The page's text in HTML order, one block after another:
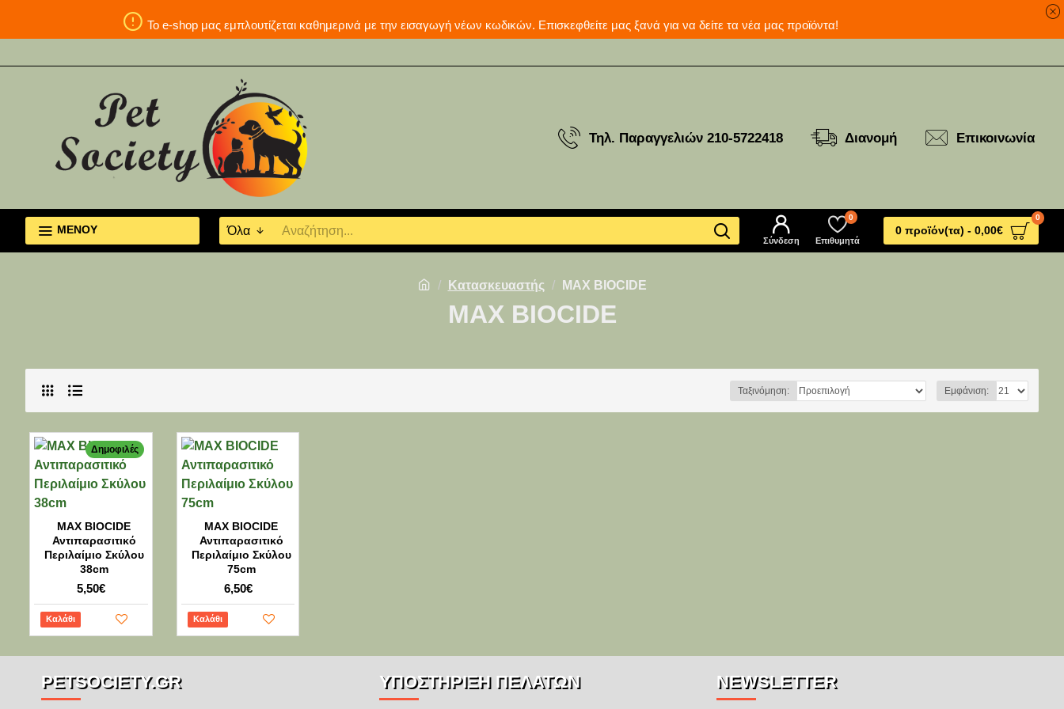
Το e-shop μας εμπλουτίζεται καθημερινά με την εισαγωγή νέων κωδικών. Επισκεφθείτε μας ξανά για να δείτε τα νέα μας προϊόντα!
Τηλ. Παραγγελιών 210-5722418 Διανομή Επικοινωνία
ΜΕΝΟΥ Όλα
Σύνδεση Επιθυμητά
0
0 προϊόν(τα) - 0,00€
0
Κατασκευαστής MAX BIOCIDE
MAX BIOCIDE
Ταξινόμηση: Εμφάνιση:
Δημοφιλές
MAX BIOCIDE
Αντιπαρασιτικό
Περιλαίμιο Σκύλου
38cm
5,50€
Καλάθι
MAX BIOCIDE
Αντιπαρασιτικό
Περιλαίμιο Σκύλου
75cm
6,50€
Καλάθι
PETSOCIETY.GR ΥΠΌΣΤΉΡΙΞΗ ΠΕΛΑΤΏΝ NEWSLETTER